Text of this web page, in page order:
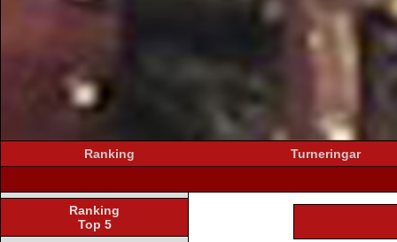
Ranking Turneringar
Ranking
Top 5